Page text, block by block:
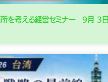
所を考える経営セミナー 9月 3日